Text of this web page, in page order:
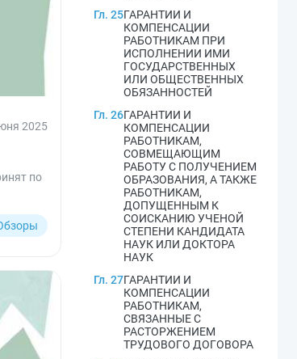
2025
по
Гл. 25ГАРАНТИИ И
КОМПЕНСАЦИИ
РАБОТНИКАМ ПРИ
ИСПОЛНЕНИИ ИМИ
ГОСУДАРСТВЕННЫХ
ИЛИ ОБЩЕСТВЕННЫХ
ОБЯЗАННОСТЕЙ
Гл. 26ГАРАНТИИ И
КОМПЕНСАЦИИ
РАБОТНИКАМ,
СОВМЕЩАЮЩИМ
РАБОТУ С ПОЛУЧЕНИЕМ
ОБРАЗОВАНИЯ, А ТАКЖЕ
РАБОТНИКАМ,
ДОПУЩЕННЫМ К
СОИСКАНИЮ УЧЕНОЙ
СТЕПЕНИ КАНДИДАТА
НАУК ИЛИ ДОКТОРА
НАУК
Гл. 27ГАРАНТИИ И
КОМПЕНСАЦИИ
РАБОТНИКАМ,
СВЯЗАННЫЕ С
РАСТОРЖЕНИЕМ
ТРУДОВОГО ДОГОВОРА